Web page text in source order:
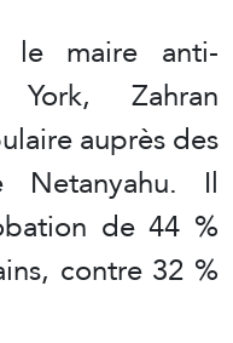
le maire anti-
Zahran
auprès des
Netanyahu. Il
de 44 %
contre 32 %